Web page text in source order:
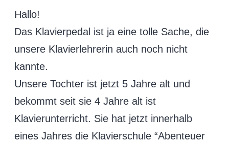
Hallo!
Das Klavierpedal ist ja eine tolle Sache, die
unsere Klavierlehrerin auch noch nicht
kannte.
Unsere Tochter ist jetzt 5 Jahre alt und
bekommt seit sie 4 Jahre alt ist
Klavierunterricht. Sie hat jetzt innerhalb
eines Jahres die Klavierschule “Abenteuer